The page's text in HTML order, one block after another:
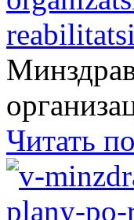
Читать